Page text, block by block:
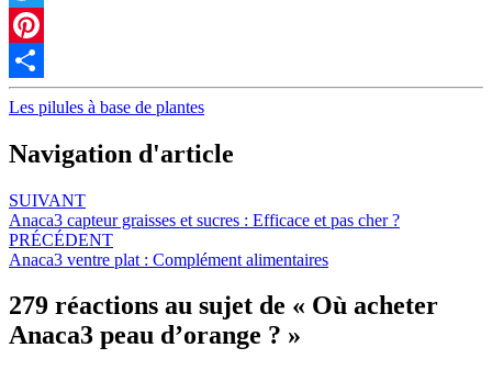
Twitter
Pinterest
Partager
Les pilules à base de plantes
Navigation d'article
SUIVANT
Anaca3 capteur graisses et sucres : Efficace et pas cher ?
PRÉCÉDENT
Anaca3 ventre plat : Complément alimentaires
279 réactions au sujet de « Où acheter
Anaca3 peau d’orange ? »